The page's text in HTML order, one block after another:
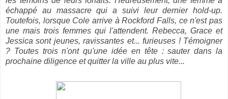
échappé au massacre qui a suivi leur dernier hold-up.
Toutefois, lorsque Cole arrive à Rockford Falls, ce n'est pas
une mais trois femmes qui l'attendent. Rebecca, Grace et
Jessica sont jeunes, ravissantes et... furieuses ! Témoigner
? Toutes trois n'ont qu'une idée en tête : sauter dans la
prochaine diligence et quitter la ville au plus vite...